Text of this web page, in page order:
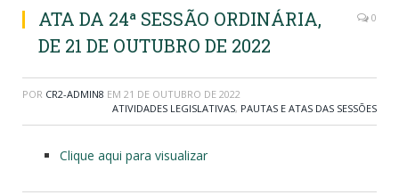
ATA DA 24ª SESSÃO ORDINÁRIA,
DE 21 DE OUTUBRO DE 2022
0
POR CR2-ADMIN8 EM 21 DE OUTUBRO DE 2022
ATIVIDADES LEGISLATIVAS, PAUTAS E ATAS DAS SESSÕES
Clique aqui para visualizar